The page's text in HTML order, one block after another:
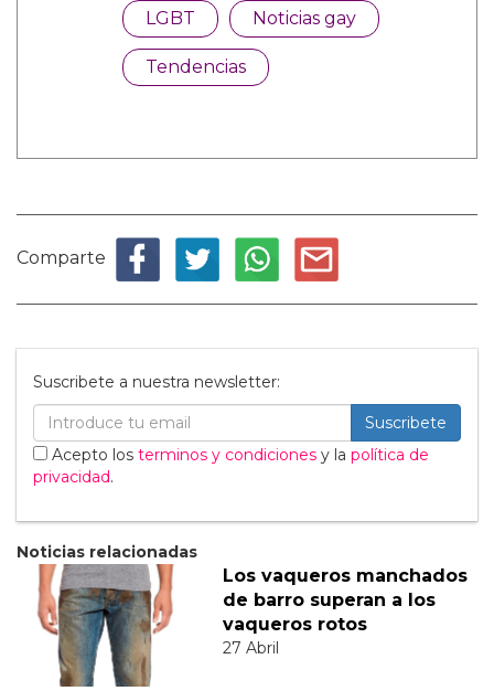
LGBT Noticias gay
Tendencias
Comparte
Suscribete a nuestra newsletter:
Suscribete
Acepto los terminos y condiciones y la política de
privacidad.
Noticias relacionadas
Los vaqueros manchados
de barro superan a los
vaqueros rotos
27 Abril